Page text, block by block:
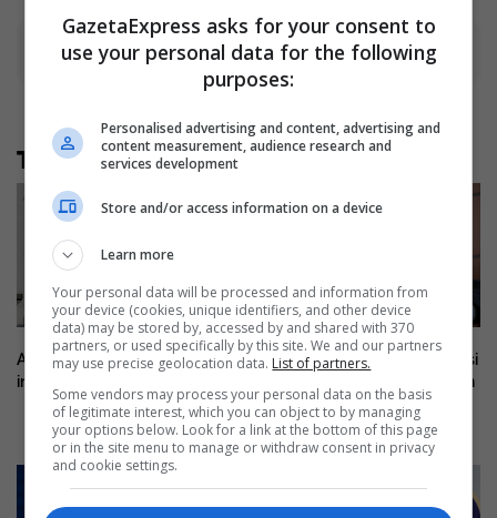
Advertisement
Të tjera nga rubrika
Austria do ta bëjë më të lehtë
instalimin e kondicionerëve
Gjini nuk e përjashton rrugën si
mjet për t’iu kundërvënë Albin
Kurtit
GazetaExpress asks for your consent to
use your personal data for the following
purposes:
Personalised advertising and content, advertising and
content measurement, audience research and
services development
Store and/or access information on a device
Learn more
Your personal data will be processed and information from
your device (cookies, unique identifiers, and other device
data) may be stored by, accessed by and shared with 370
partners, or used specifically by this site. We and our partners
may use precise geolocation data. List of partners.
Some vendors may process your personal data on the basis
of legitimate interest, which you can object to by managing
your options below. Look for a link at the bottom of this page
or in the site menu to manage or withdraw consent in privacy
and cookie settings.